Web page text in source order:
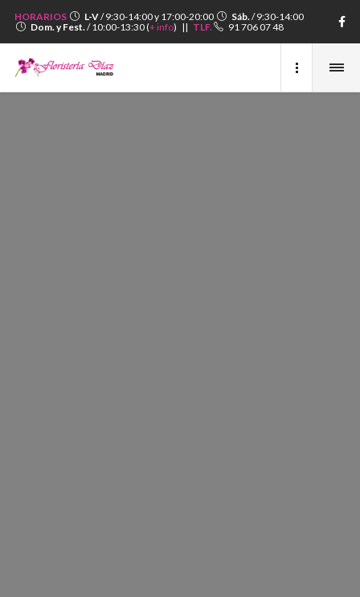
HORARIOS L-V/ 9:30-14:00 y 17:00-20:00 Sáb./ 9:30-14:00
Dom. y Fest./ 10:00-13:30 (+ info) || TLF. 91 706 07 48